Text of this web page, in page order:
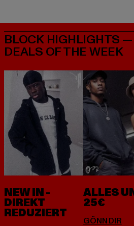
BLOCK HIGHLIGHTS —
DEALS OF THE WEEK
NEW IN -
DIREKT
REDUZIERT
ALLES
25€